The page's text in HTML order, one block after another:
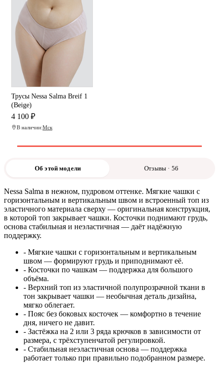
Трусы Nessa Salma Breif 1
(Beige)
4 100 ₽
В наличии:Мск
Об этой модели Отзывы · 56
Nessa Salma в нежном, пудровом оттенке. Мягкие чашки с
горизонтальным и вертикальным швом и встроенный топ из
эластичного материала сверху — оригинальная конструкция,
в которой топ закрывает чашки. Косточки поднимают грудь,
основа стабильная и неэластичная — даёт надёжную
поддержку.
- Мягкие чашки с горизонтальным и вертикальным
швом — формируют грудь и приподнимают её.
- Косточки по чашкам — поддержка для большого
объёма.
- Верхний топ из эластичной полупрозрачной ткани в
тон закрывает чашки — необычная деталь дизайна,
мягко облегает.
- Пояс без боковых косточек — комфортно в течение
дня, ничего не давит.
- Застёжка на 2 или 3 ряда крючков в зависимости от
размера, с трёхступенчатой регулировкой.
- Стабильная неэластичная основа — поддержка
работает только при правильно подобранном размере.